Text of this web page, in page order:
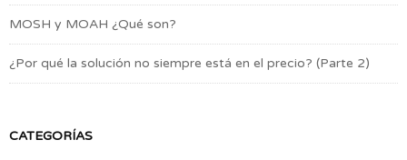
MOSH y MOAH ¿Qué son?
¿Por qué la solución no siempre está en el precio? (Parte 2)
CATEGORÍAS